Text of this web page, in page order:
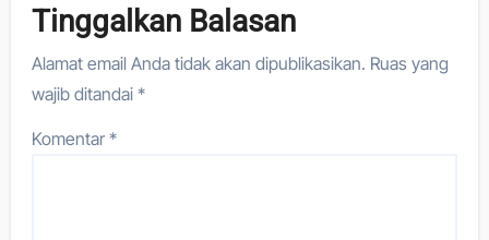
Tinggalkan Balasan
Alamat email Anda tidak akan dipublikasikan. Ruas yang
wajib ditandai*
Komentar*